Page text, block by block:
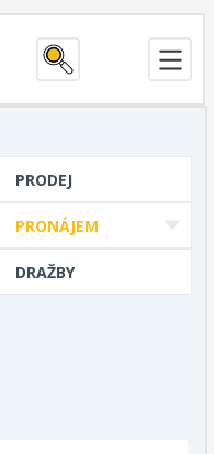
PRODEJ
PRONÁJEM
DRAŽBY